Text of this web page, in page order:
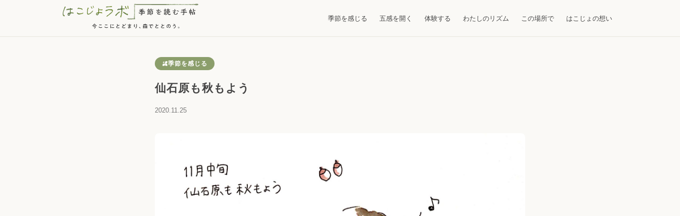
季節を感じる 五感を開く 体験する わたしのリズム この場所で はこじょの想い
季節を感じる
仙石原も秋もよう
2020.11.25